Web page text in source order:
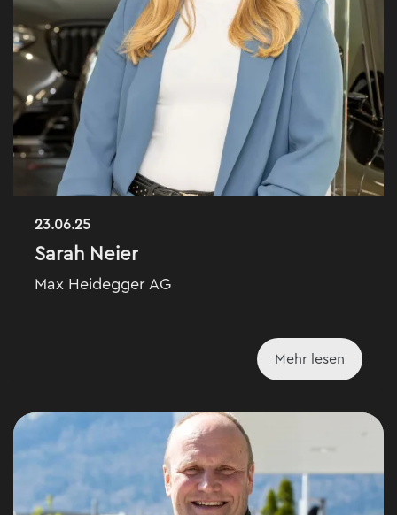
23.06.25
Sarah Neier
Max Heidegger AG
Mehr lesen